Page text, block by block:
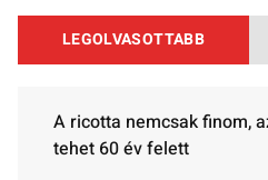
LEGOLVASOTTABB
A ricotta nemcsak finom,
tehet 60 év felett